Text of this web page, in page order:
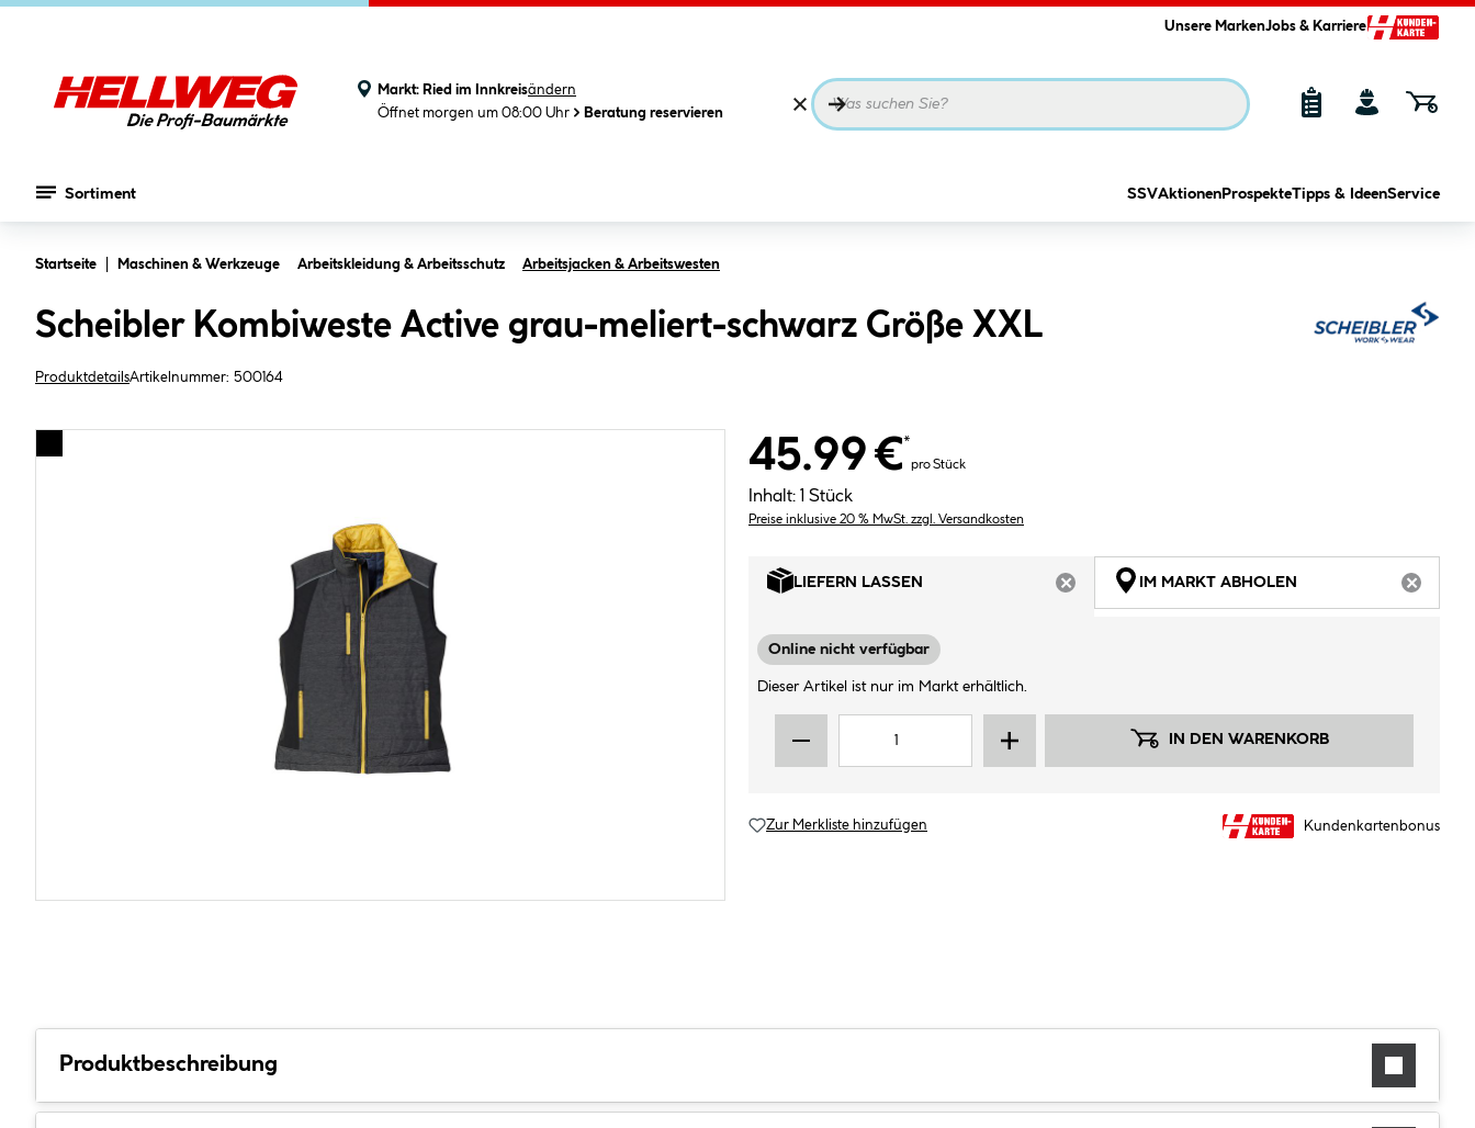
Unsere MarkenJobs & Karriere
Markt: Ried im Innkreisändern
Öffnet morgen um 08:00 Uhr
Beratung reservieren
Sortiment SSVAktionen ProspekteTipps & IdeenService
Startseite Maschinen & Werkzeuge Arbeitskleidung & Arbeitsschutz Arbeitsjacken & Arbeitswesten
Scheibler Kombiweste Active grau-meliert-schwarz Größe XXL
ProduktdetailsArtikelnummer: 500164
45.99 €*
pro Stück
Inhalt: 1 Stück
Preise inklusive 20 % MwSt. zzgl. Versandkosten
LIEFERN LASSEN
ARTIKEL NICHT VERFÜGBAR
IM MARKT ABHOLEN
Online nicht verfügbar
Dieser Artikel ist nur im Markt erhältlich.
IN DEN WARENKORB
Zur Merkliste hinzufügen Kundenkartenbonus
Produktbeschreibung